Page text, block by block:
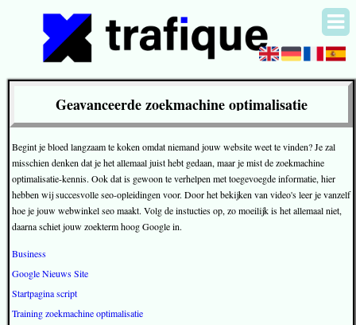
Geavanceerde zoekmachine optimalisatie
Begint je bloed langzaam te koken omdat niemand jouw website weet te vinden? Je zal
misschien denken dat je het allemaal juist hebt gedaan, maar je mist de zoekmachine
optimalisatie-kennis. Ook dat is gewoon te verhelpen met toegevoegde informatie, hier
hebben wij succesvolle seo-opleidingen voor. Door het bekijken van video's leer je vanzelf
hoe je jouw webwinkel seo maakt. Volg de instucties op, zo moeilijk is het allemaal niet,
daarna schiet jouw zoekterm hoog Google in.
Business
Google Nieuws Site
Startpagina script
Training zoekmachine optimalisatie